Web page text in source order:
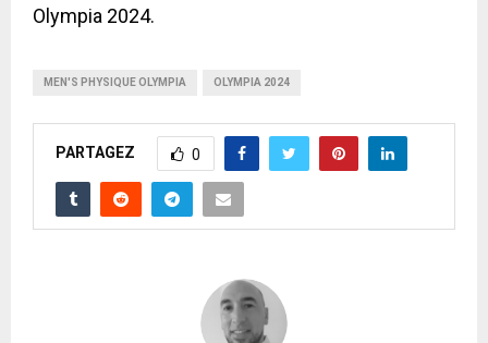
Olympia 2024.
MEN'S PHYSIQUE OLYMPIA OLYMPIA 2024
PARTAGEZ 0